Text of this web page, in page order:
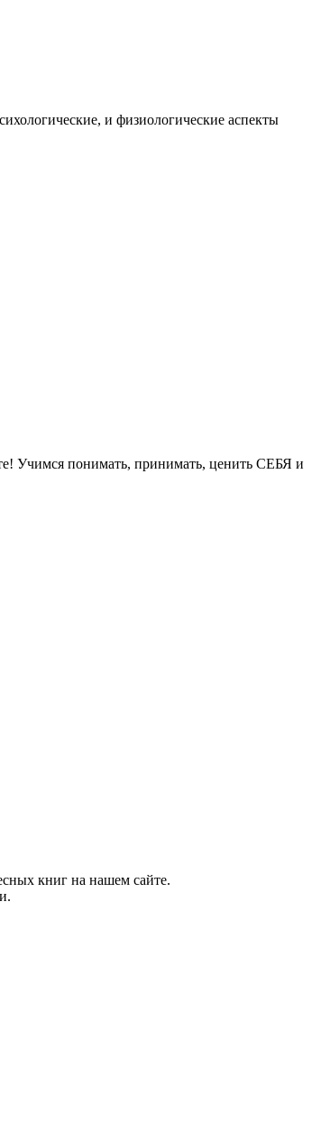
и физиологические аспекты
Учимся понимать, принимать, ценить СЕБЯ и
книг на нашем сайте.